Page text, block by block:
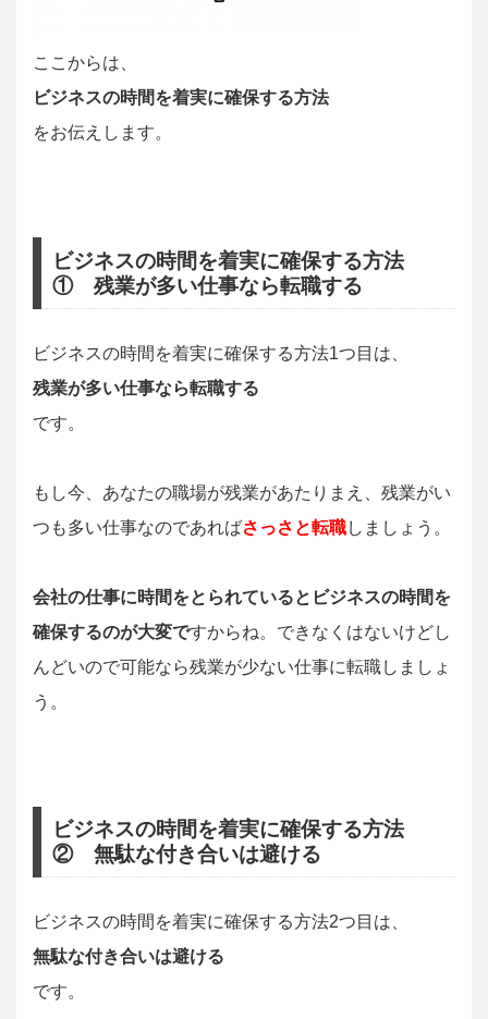
ここからは、
ビジネスの時間を着実に確保する方法
をお伝えします。
ビジネスの時間を着実に確保する方法
① 残業が多い仕事なら転職する
ビジネスの時間を着実に確保する方法1つ目は、
残業が多い仕事なら転職する
です。
もし今、あなたの職場が残業があたりまえ、残業がい
つも多い仕事なのであればさっさと転職しましょう。
会社の仕事に時間をとられているとビジネスの時間を
確保するのが大変ですからね。できなくはないけどし
んどいので可能なら残業が少ない仕事に転職しましょ
う。
ビジネスの時間を着実に確保する方法
② 無駄な付き合いは避ける
ビジネスの時間を着実に確保する方法2つ目は、
無駄な付き合いは避ける
です。